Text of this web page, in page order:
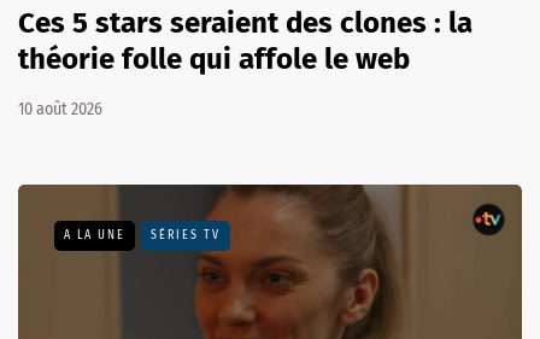
Ces 5 stars seraient des clones : la
théorie folle qui affole le web
10 août 2026
A LA UNE SÉRIES TV